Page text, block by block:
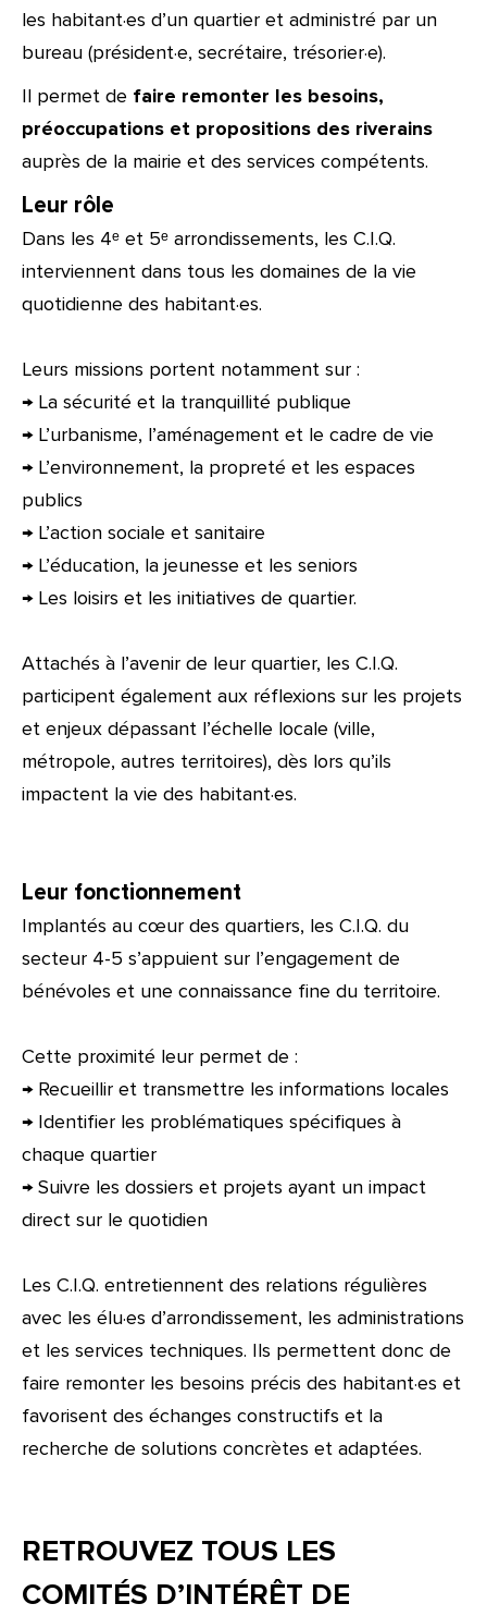
les habitant·es d’un quartier et administré par un
bureau (président·e, secrétaire, trésorier·e).
Il permet de faire remonter les besoins,
préoccupations et propositions des riverains
auprès de la mairie et des services compétents.
Leur rôle
Dans les 4ᵉ et 5ᵉ arrondissements, les C.I.Q.
interviennent dans tous les domaines de la vie
quotidienne des habitant·es.
Leurs missions portent notamment sur :
→ La sécurité et la tranquillité publique
→ L’urbanisme, l’aménagement et le cadre de vie
→ L’environnement, la propreté et les espaces
publics
→ L’action sociale et sanitaire
→ L’éducation, la jeunesse et les seniors
→ Les loisirs et les initiatives de quartier.
Attachés à l’avenir de leur quartier, les C.I.Q.
participent également aux réflexions sur les projets
et enjeux dépassant l’échelle locale (ville,
métropole, autres territoires), dès lors qu’ils
impactent la vie des habitant·es.
Leur fonctionnement
Implantés au cœur des quartiers, les C.I.Q. du
secteur 4-5 s’appuient sur l’engagement de
bénévoles et une connaissance fine du territoire.
Cette proximité leur permet de :
→ Recueillir et transmettre les informations locales
→ Identifier les problématiques spécifiques à
chaque quartier
→ Suivre les dossiers et projets ayant un impact
direct sur le quotidien
Les C.I.Q. entretiennent des relations régulières
avec les élu·es d’arrondissement, les administrations
et les services techniques. Ils permettent donc de
faire remonter les besoins précis des habitant·es et
favorisent des échanges constructifs et la
recherche de solutions concrètes et adaptées.
RETROUVEZ TOUS LES
COMITÉS D’INTÉRÊT DE